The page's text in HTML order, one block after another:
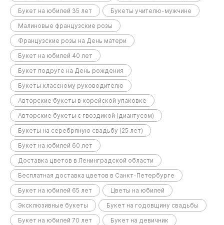
Букет на юбилей 35 лет
Букеты учителю-мужчине
Малиновые французские розы
Французские розы на День матери
Букет на юбилей 40 лет
Букет подруге на День рождения
Букеты классному руководителю
Авторские букеты в корейской упаковке
Авторские букеты с гвоздикой (диантусом)
Букеты на серебряную свадьбу (25 лет)
Букет на юбилей 60 лет
Доставка цветов в Ленинградской области
Бесплатная доставка цветов в Санкт-Петербурге
Букет на юбилей 65 лет
Цветы на юбилей
Эксклюзивные букеты
Букет на годовщину свадьбы
Букет на юбилей 70 лет
Букет на девичник